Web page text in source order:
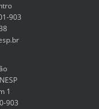
903
1
903